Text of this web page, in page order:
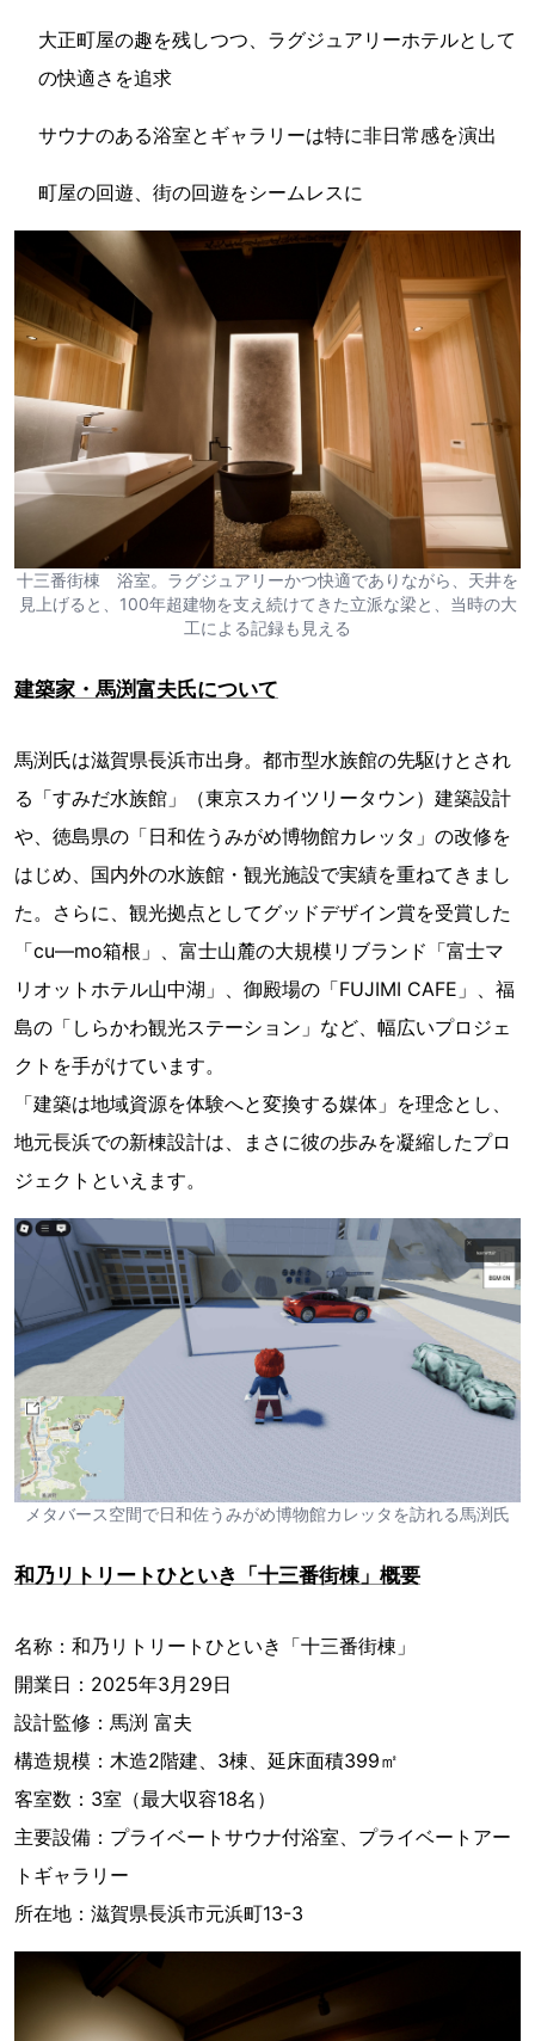
大正町屋の趣を残しつつ、ラグジュアリーホテルとして
の快適さを追求
サウナのある浴室とギャラリーは特に非日常感を演出
町屋の回遊、街の回遊をシームレスに
十三番街棟 浴室。ラグジュアリーかつ快適でありながら、天井を
見上げると、100年超建物を支え続けてきた立派な梁と、当時の大
工による記録も見える
建築家・馬渕富夫氏について
馬渕氏は滋賀県長浜市出身。都市型水族館の先駆けとされ
る「すみだ水族館」（東京スカイツリータウン）建築設計
や、徳島県の「日和佐うみがめ博物館カレッタ」の改修を
はじめ、国内外の水族館・観光施設で実績を重ねてきまし
た。さらに、観光拠点としてグッドデザイン賞を受賞した
「cu―mo箱根」、富士山麓の大規模リブランド「富士マ
リオットホテル山中湖」、御殿場の「FUJIMI CAFE」、福
島の「しらかわ観光ステーション」など、幅広いプロジェ
クトを手がけています。
「建築は地域資源を体験へと変換する媒体」を理念とし、
地元長浜での新棟設計は、まさに彼の歩みを凝縮したプロ
ジェクトといえます。
メタバース空間で日和佐うみがめ博物館カレッタを訪れる馬渕氏
和乃リトリートひといき「十三番街棟」概要
名称：和乃リトリートひといき「十三番街棟」
開業日：2025年3月29日
設計監修：馬渕 富夫
構造規模：木造2階建、3棟、延床面積399㎡
客室数：3室（最大収容18名）
主要設備：プライベートサウナ付浴室、プライベートアー
トギャラリー
所在地：滋賀県長浜市元浜町13-3